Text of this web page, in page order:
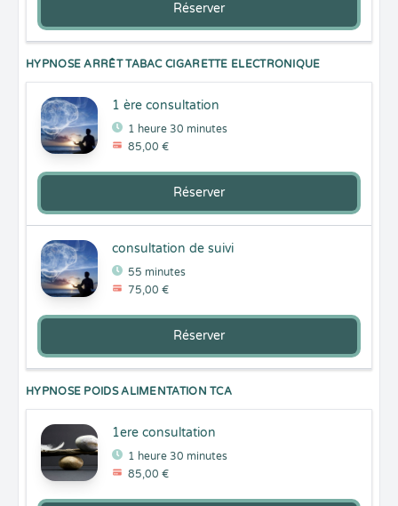
Réserver
HYPNOSE ARRÊT TABAC CIGARETTE ELECTRONIQUE
1 ère consultation
1 heure 30 minutes
85,00 €
Réserver
consultation de suivi
55 minutes
75,00 €
Réserver
HYPNOSE POIDS ALIMENTATION TCA
1ere consultation
1 heure 30 minutes
85,00 €